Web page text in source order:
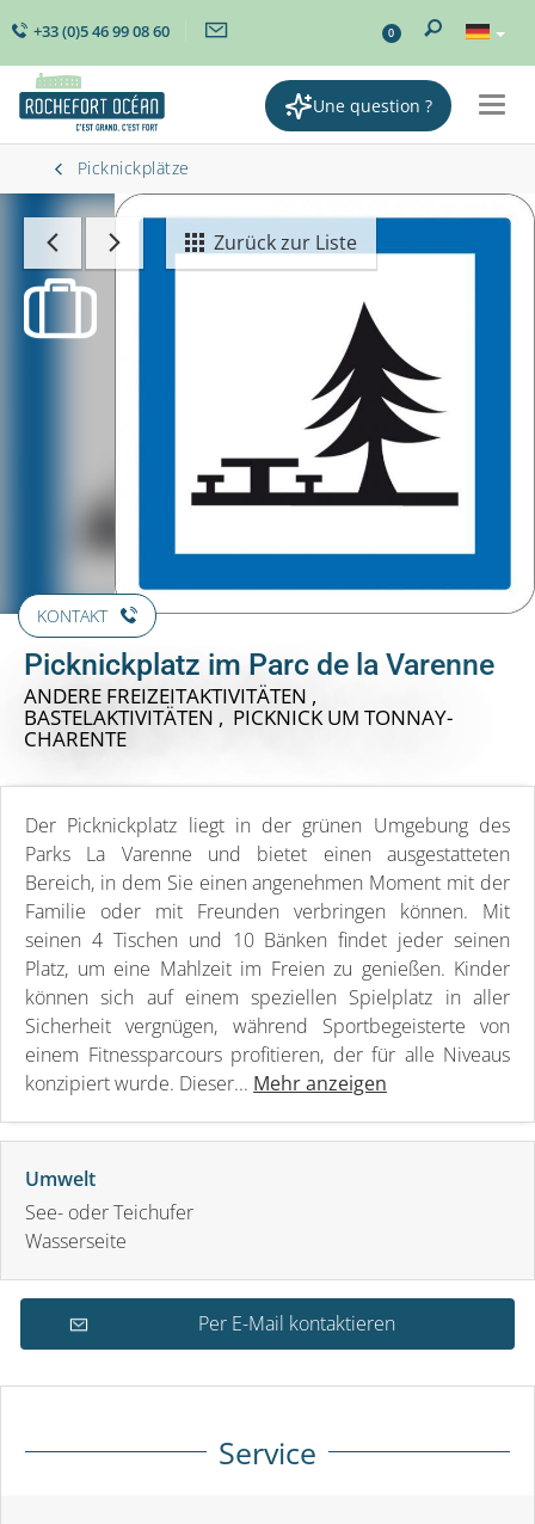
+33 (0)5 46 99 08 60 0
Une question ?
Picknickplätze
Zurück zur Liste
KONTAKT
Picknickplatz im Parc de la Varenne
ANDERE FREIZEITAKTIVITÄTEN ,
BASTELAKTIVITÄTEN , PICKNICK UM TONNAY-
CHARENTE
Der Picknickplatz liegt in der grünen Umgebung des
Parks La Varenne und bietet einen ausgestatteten
Bereich, in dem Sie einen angenehmen Moment mit der
Familie oder mit Freunden verbringen können. Mit
seinen 4 Tischen und 10 Bänken findet jeder seinen
Platz, um eine Mahlzeit im Freien zu genießen. Kinder
können sich auf einem speziellen Spielplatz in aller
Sicherheit vergnügen, während Sportbegeisterte von
einem Fitnessparcours profitieren, der für alle Niveaus
konzipiert wurde. Dieser... Mehr anzeigen
Umwelt
See- oder Teichufer
Wasserseite
Per E-Mail kontaktieren
Service